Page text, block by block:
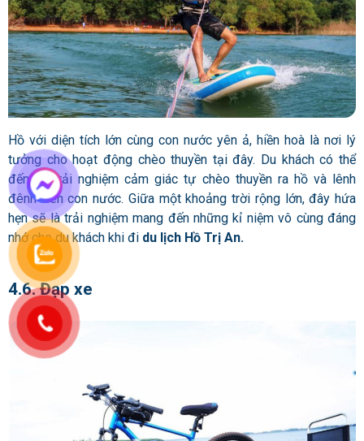
Hồ với diện tích lớn cùng con nước yên ả, hiền hoà là nơi lý
tưởng cho hoạt động chèo thuyền tại đây. Du khách có thể
đến và trải nghiệm cảm giác tự chèo thuyền ra hồ và lênh
đênh trên con nước. Giữa một khoảng trời rộng lớn, đây hứa
hẹn sẽ là trải nghiệm mang đến những kỉ niệm vô cùng đáng
nhớ cho du khách khi đi du lịch Hồ Trị An.
4.6. Đạp xe